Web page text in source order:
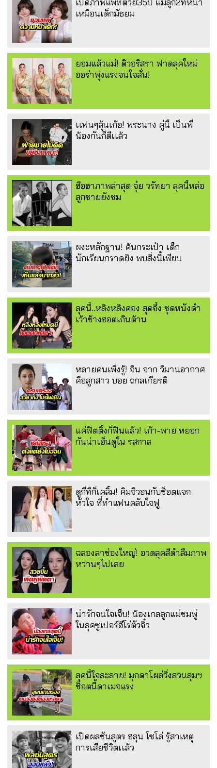
เหมือนเด็กมัธยม
ยอมแล้วแม่! ดิวอริสรา ฟาดลุคใหม่
ออร่าพุ่งแรงจนใจสั่น!
เเฟนๆลุ้นเก้อ! พระนาง คู่นี้ เป็นพี่
น้องกันก็ดีเเล้ว
ฮือฮาภาพล่าสุด จุ๋ย วรัทยา ลุคนี้หล่อ
ลูกชายยังชม
ผงะหลักฐาน! ค้นกระเป๋า เด็ก
นักเรียนกราดยิง พบสิ่งนี้เพียบ
ลุคนี้..หลิงหลิงคอง สุดจึ้ง ชุดหนังดำ
เว้าข้างฮอตเกินต้าน
หลายคนเพิ่งรู้! จิน จาก วิมานอากาศ
คือลูกสาว บอย ถกลเกียรติ
แค่ฟิตติ้งก็ฟินแล้ว! เก้า-พาย หยอก
กันน่าเอ็นดูใน รสกาล
ดูกี่ทีก็เคลิ้ม! คิมจีวอนกับช็อตแจก
หัวใจ ที่ทำแฟนคลับใจฟู
ฉลองลาช่องใหญ่! อวดลุคสีดำลืมภาพ
หวานๆไปเลย
น่ารักจนใจเจ็บ! น้องเกลลูกแม่ชมพู่
ในลุคซูเปอร์ฮีโร่ตัวจิ๋ว
ลุคนี้ใจละลาย! มุกดาโผล่วิ่งสวนลุมฯ
ช็อตนี้ดาเมจแรง
เปิดผลชันสูตร ฮลุน โซโล่ รู้สาเหตุ
การเสียชีวิตเเล้ว